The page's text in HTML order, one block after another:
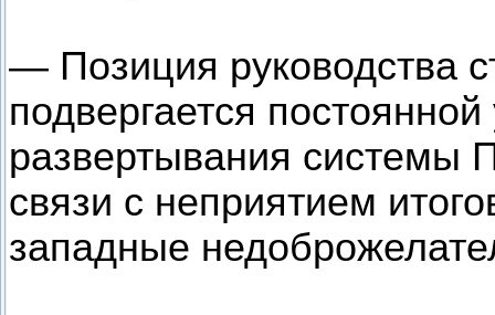
— Позиция руководства
подвергается
развертывания системы
связи с неприятием
западные